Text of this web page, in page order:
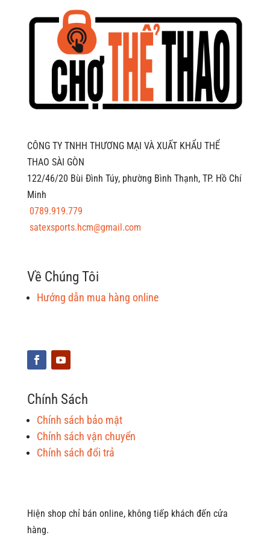
CÔNG TY TNHH THƯƠNG MẠI VÀ XUẤT KHẨU THỂ
THAO SÀI GÒN
122/46/20 Bùi Đình Túy, phường Bình Thạnh, TP. Hồ Chí
Minh
0789.919.779
satexsports.hcm@gmail.com
Về Chúng Tôi
Hướng dẫn mua hàng online
Chính Sách
Chính sách bảo mật
Chính sách vận chuyển
Chính sách đổi trả
Hiện shop chỉ bán online, không tiếp khách đến cửa
hàng.